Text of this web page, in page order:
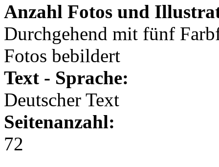
Anzahl Fotos und
Durchgehend mit fünf
Fotos bebildert
Text - Sprache:
Deutscher Text
Seitenanzahl:
72